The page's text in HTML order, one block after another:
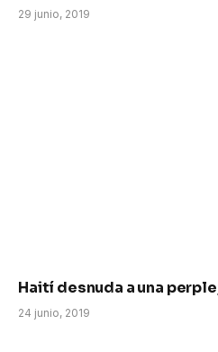
29 junio, 2019
Haití desnuda a una
24 junio, 2019